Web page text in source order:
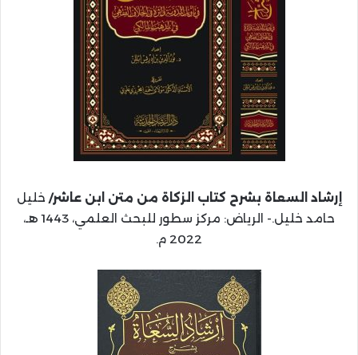
إرشاد السعاة بشرح كتاب الزكاة من متن ابن عاشر/ خليل
حامد خليل.- الرياض: مركز سطور للبحث العلمي، 1443 هـ،
2022 م.